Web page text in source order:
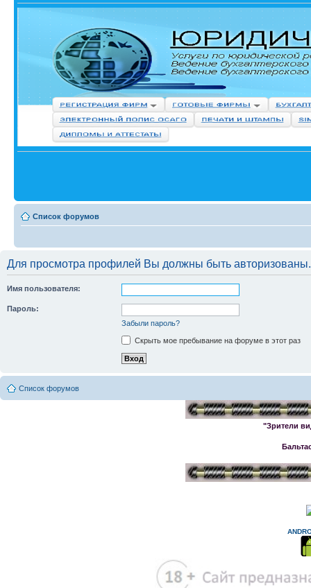
Список форумов
Для просмотра профилей Вы должны быть авторизованы.
Имя пользователя:
Пароль:
Забыли пароль?
Скрыть мое пребывание на форуме в этот раз
Список форумов
"Зрители